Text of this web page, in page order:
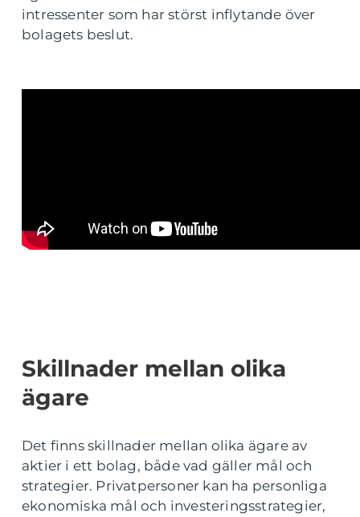
intressenter som har störst inflytande över
bolagets beslut.
Skillnader mellan olika
ägare
Det finns skillnader mellan olika ägare av
aktier i ett bolag, både vad gäller mål och
strategier. Privatpersoner kan ha personliga
ekonomiska mål och investeringsstrategier,